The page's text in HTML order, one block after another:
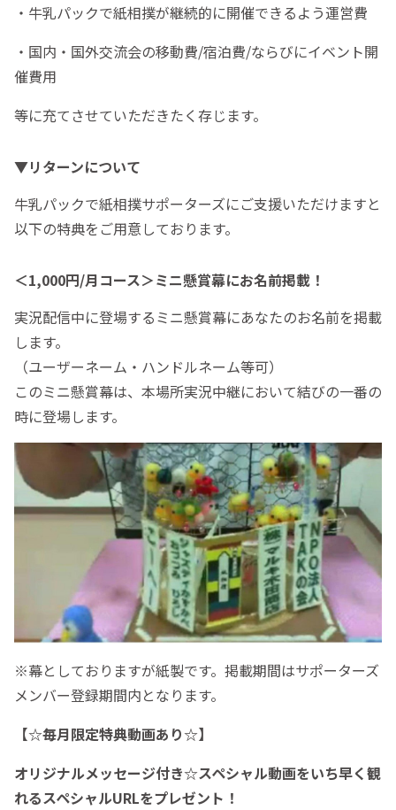
・牛乳パックで紙相撲が継続的に開催できるよう運営費
・国内・国外交流会の移動費/宿泊費/ならびにイベント開
催費用
等に充てさせていただきたく存じます。
▼リターンについて
牛乳パックで紙相撲サポーターズにご支援いただけますと
以下の特典をご用意しております。
＜1,000円/月コース＞ミニ懸賞幕にお名前掲載！
実況配信中に登場するミニ懸賞幕にあなたのお名前を掲載
します。
（ユーザーネーム・ハンドルネーム等可）
このミニ懸賞幕は、本場所実況中継において結びの一番の
時に登場します。
※幕としておりますが紙製です。掲載期間はサポーターズ
メンバー登録期間内となります。
【☆毎月限定特典動画あり☆】
オリジナルメッセージ付き☆スペシャル動画をいち早く観
れるスペシャルURLをプレゼント！